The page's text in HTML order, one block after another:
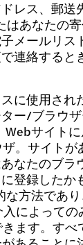
レス、郵送
あなたの
メールリス
連絡する
に使用され
ー/ブラウ
サイト
。サイト
なたのブラ
登録したか
方法であ
によって
ます。す